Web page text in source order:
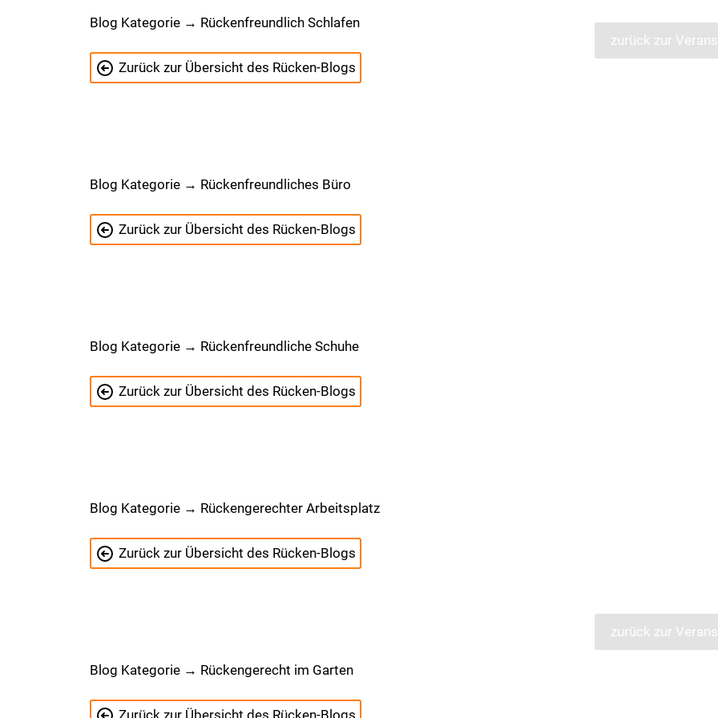
Blog Kategorie → Rückenfreundlich Schlafen
Zurück zur Übersicht des Rücken-Blogs
Blog Kategorie → Rückenfreundliches Büro
Zurück zur Übersicht des Rücken-Blogs
Blog Kategorie → Rückenfreundliche Schuhe
Zurück zur Übersicht des Rücken-Blogs
Blog Kategorie → Rückengerechter Arbeitsplatz
Zurück zur Übersicht des Rücken-Blogs
Blog Kategorie → Rückengerecht im Garten
zurück zur
zurück zur